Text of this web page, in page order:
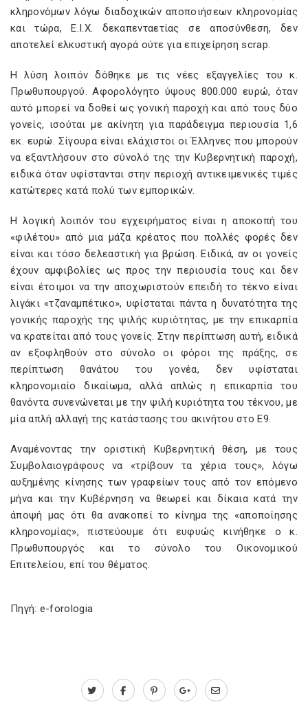
κληρονόμων λόγω διαδοχικών αποποιήσεων κληρονομίας
και τώρα, Ε.Ι.Χ. δεκαπενταετίας σε αποσύνθεση, δεν
αποτελεί ελκυστική αγορά ούτε για επιχείρηση scrap.
Η λύση λοιπόν δόθηκε με τις νέες εξαγγελίες του κ.
Πρωθυπουργού. Αφορολόγητο ύψους 800.000 ευρώ, όταν
αυτό μπορεί να δοθεί ως γονική παροχή και από τους δύο
γονείς, ισούται με ακίνητη για παράδειγμα περιουσία 1,6
εκ. ευρώ. Σίγουρα είναι ελάχιστοι οι Έλληνες που μπορούν
να εξαντλήσουν στο σύνολό της την Κυβερνητική παροχή,
ειδικά όταν υφίστανται στην περιοχή αντικειμενικές τιμές
κατώτερες κατά πολύ των εμπορικών.
Η λογική λοιπόν του εγχειρήματος είναι η αποκοπή του
«φιλέτου» από μια μάζα κρέατος που πολλές φορές δεν
είναι και τόσο δελεαστική για βρώση. Ειδικά, αν οι γονείς
έχουν αμφιβολίες ως προς την περιουσία τους και δεν
είναι έτοιμοι να την αποχωριστούν επειδή το τέκνο είναι
λιγάκι «τζαναμπέτικο», υφίσταται πάντα η δυνατότητα της
γονικής παροχής της ψιλής κυριότητας, με την επικαρπία
να κρατείται από τους γονείς. Στην περίπτωση αυτή, ειδικά
αν εξοφληθούν στο σύνολο οι φόροι της πράξης, σε
περίπτωση θανάτου του γονέα, δεν υφίσταται
κληρονομιαίο δικαίωμα, αλλά απλώς η επικαρπία του
θανόντα συνενώνεται με την ψιλή κυριότητα του τέκνου, με
μία απλή αλλαγή της κατάστασης του ακινήτου στο Ε9.
Αναμένοντας την οριστική Κυβερνητική θέση, με τους
Συμβολαιογράφους να «τρίβουν τα χέρια τους», λόγω
αυξημένης κίνησης των γραφείων τους από τον επόμενο
μήνα και την Κυβέρνηση να θεωρεί και δίκαια κατά την
άποψή μας ότι θα ανακοπεί το κίνημα της «αποποίησης
κληρονομίας», πιστεύουμε ότι ευφυώς κινήθηκε ο κ.
Πρωθυπουργός και το σύνολο του Οικονομικού
Επιτελείου, επί του θέματος.
Πηγή: e-forologia